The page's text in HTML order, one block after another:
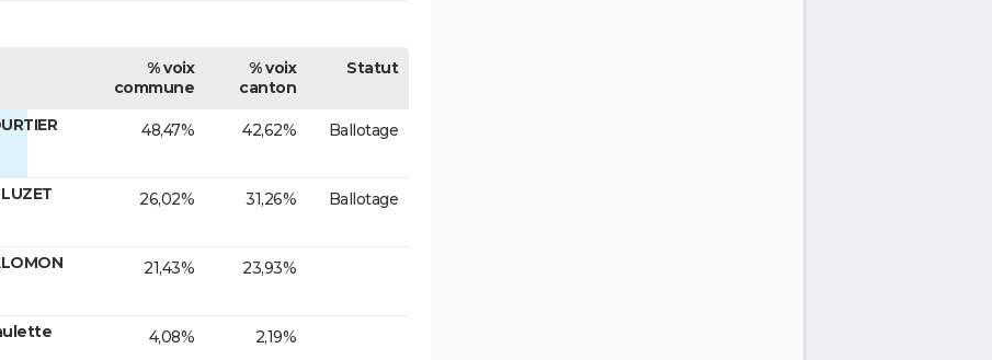
% voix
commune
% voix
canton
Statut
48,47% 42,62% Ballotage
26,02% 31,26% Ballotage
21,43% 23,93%
4,08% 2,19%